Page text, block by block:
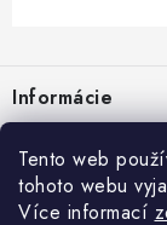
Tento web
tohoto webu
Více informací
p
ä
Informácie
Doprava a platba
Veľkoobchod
O Botanicu
Blog